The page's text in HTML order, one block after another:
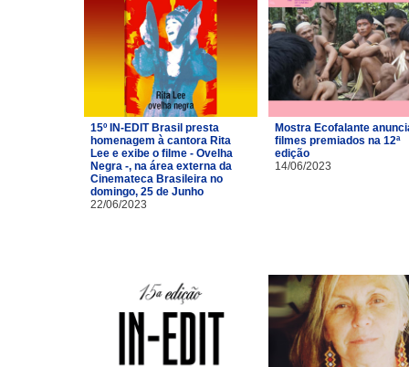
15º IN-EDIT Brasil presta
homenagem à cantora Rita
Lee e exibe o filme - Ovelha
Negra -, na área externa da
Cinemateca Brasileira no
domingo, 25 de Junho
22/06/2023
Mostra Ecofalante
filmes premiados na 12ª
edição
14/06/2023